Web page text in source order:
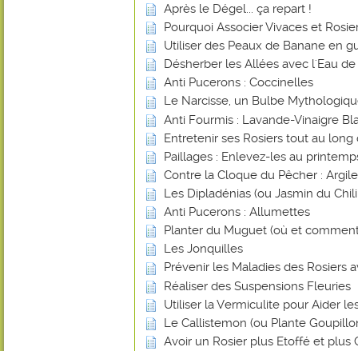
Après le Dégel... ça repart !
Pourquoi Associer Vivaces et
Utiliser des Peaux de Banane en
Désherber les Allées avec l'Eau
Anti Pucerons : Coccinelles
Le Narcisse, un Bulbe
Anti Fourmis : Lavande-Vinaigre
Entretenir ses Rosiers tout au long
Paillages : Enlevez-les au
Contre la Cloque du Pêcher : Argile
Les Dipladénias (ou Jasmin du
Anti Pucerons : Allumettes
Planter du Muguet (où et
Les Jonquilles
Prévenir les Maladies des Rosiers
Réaliser des Suspensions Fleuries
Utiliser la Vermiculite pour Aider
Le Callistemon (ou Plante
Avoir un Rosier plus Etoffé et plus